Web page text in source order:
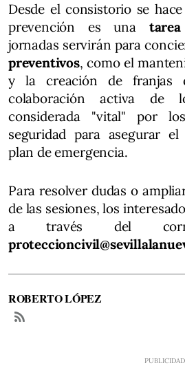
Desde el consistorio se
prevención es una
jornadas servirán para
preventivos, como el
y la creación de franjas
colaboración activa de
considerada "vital" por
seguridad para asegurar
plan de emergencia.
Para resolver dudas o
de las sesiones, los
a través del
ROBERTO LÓPEZ